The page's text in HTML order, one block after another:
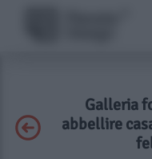
Galleria
abbellire